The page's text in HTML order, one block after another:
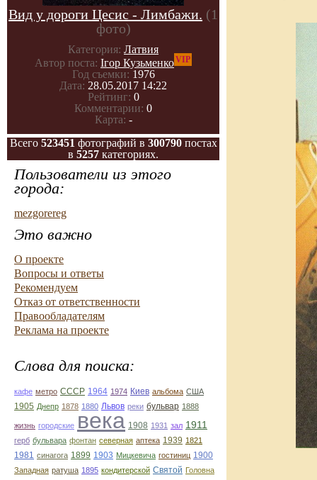
Вид у дороги Цесис - Лимбажи. (1
фото)
Категория: Латвия
Автор поста: Ігор КузьменкоVIP
Год съемки: 1976
Дата: 28.05.2017 14:22
Рейтинг: 0
Комментарии: 0
Карта: -
Всего 523451 фотографий в 300790постах
в 5257 категориях.
Пользователи из этого
города:
mezgorereg
Это важно
О проекте
Вопросы и ответы
Рекомендуем
Отказ от ответственности
Правообладателям
Реклама на проекте
Слова для поиска:
кафе метро СССР 1964 1974 Киев альбома США
1905 Днепр 1878 1880 Львов реки бульвар 1888
жизнь городские века 1908 1931 зал 1911
герб бульвара фонтан северная аптека 1939 1821
1981 синагога 1899 1903 Мицкевича гостиниц 1900
Западная ратуша 1895 кондитерской Святой Головна